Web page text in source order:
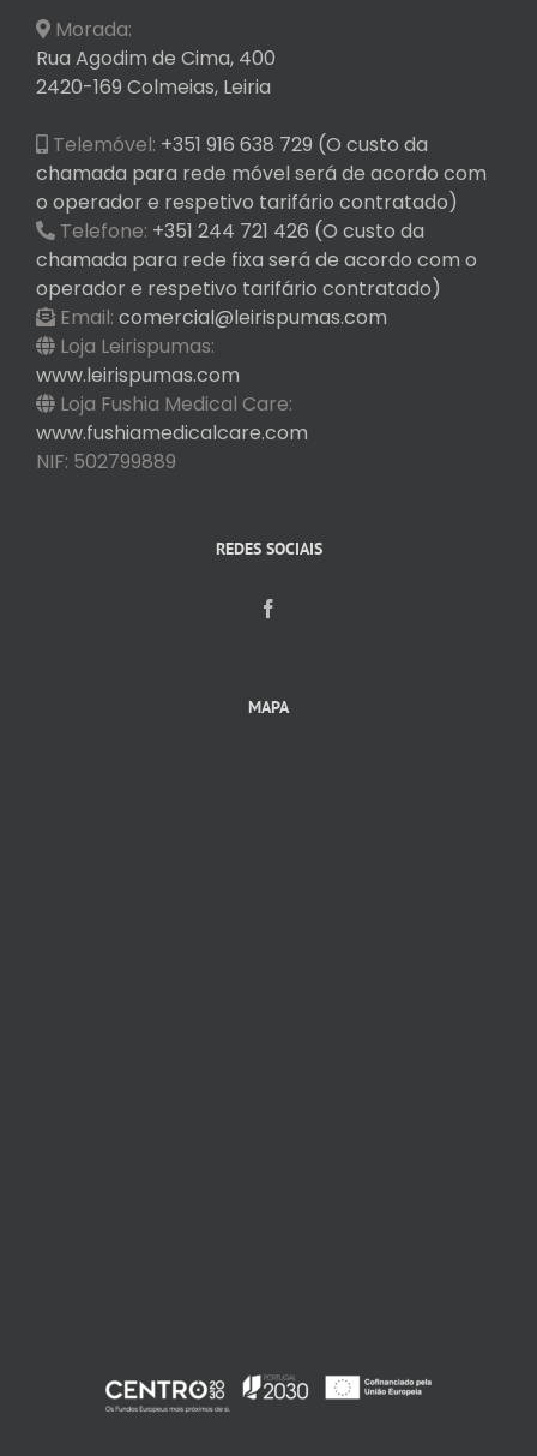
Morada:
Rua Agodim de Cima, 400
2420-169 Colmeias, Leiria
Telemóvel: +351 916 638 729 (O custo da
chamada para rede móvel será de acordo com
o operador e respetivo tarifário contratado)
Telefone: +351 244 721 426 (O custo da
chamada para rede fixa será de acordo com o
operador e respetivo tarifário contratado)
Email: comercial@leirispumas.com
Loja Leirispumas:
www.leirispumas.com
Loja Fushia Medical Care:
www.fushiamedicalcare.com
NIF: 502799889
REDES SOCIAIS
MAPA